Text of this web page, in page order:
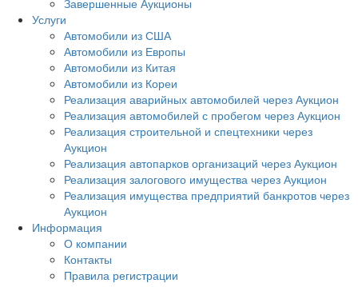
Завершенные Аукционы
Услуги
Автомобили из США
Автомобили из Европы
Автомобили из Китая
Автомобили из Кореи
Реализация аварийных автомобилей через Аукцион
Реализация автомобилей с пробегом через Аукцион
Реализация строительной и спецтехники через
Аукцион
Реализация автопарков организаций через Аукцион
Реализация залогового имущества через Аукцион
Реализация имущества предприятий банкротов через
Аукцион
Информация
О компании
Контакты
Правила регистрации